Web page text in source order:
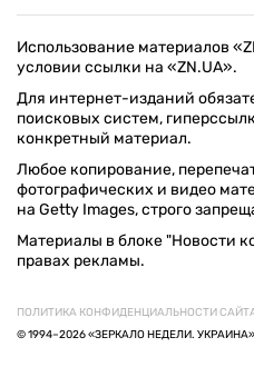
Использование материалов
условии ссылки на «ZN.UA».
Для интернет-изданий
поисковых систем,
конкретный материал.
Любое копирование,
фотографических и видео
на Getty Images, строго
Материалы в блоке "Новости
правах рекламы.
ПОЛИТИКА КОНФИДЕНЦИАЛЬНОСТИ САЙТА
© 1994–2026 «ЗЕРКАЛО НЕДЕЛИ.